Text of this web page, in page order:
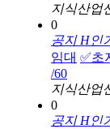
지식산업
0
공지 H인
임대 ✅초
/60
지식산업
0
공지 H인